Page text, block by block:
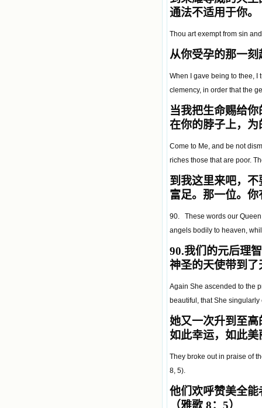
通法不适用于你。
Thou art exempt from sin
从你受孕的那一
When I gave being to thee, I
clemency, in order that the
当我把生命赐给
在你的脖子上，
Come to Me, and be not
riches those that are poor.
到我这里来吧，
富足。那一位。
90. These words our
angels bodily to heaven,
90.我们的元后理
神圣的天使带到
Again She ascended to the
beautiful, that She
她又一次升到至
如此幸运，如此
They broke out in praise of
8, 5).
他们欢呼赞美全
（雅歌 8：5）